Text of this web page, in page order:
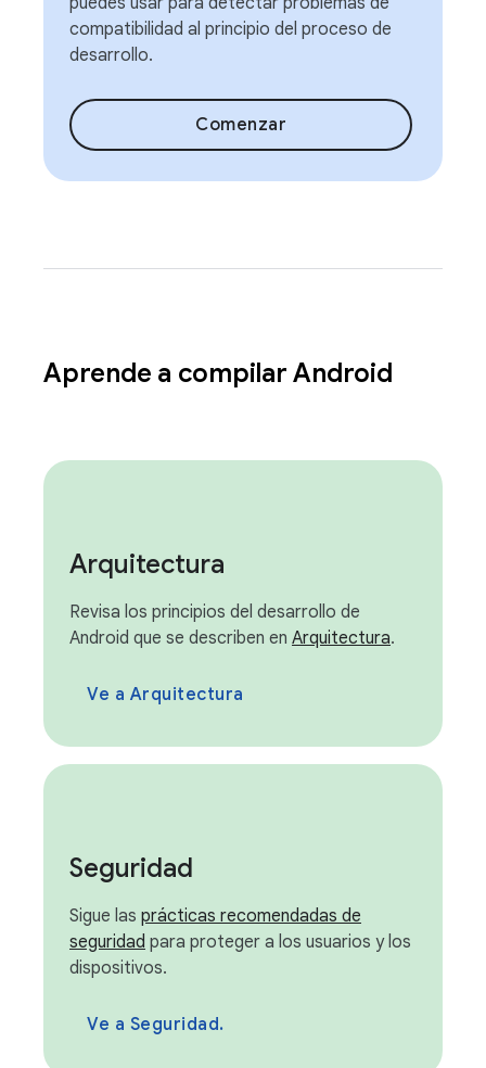
compatibilidad al principio del proceso de
desarrollo.
Comenzar
Aprende a compilar Android
Arquitectura
Revisa los principios del desarrollo de
Android que se describen en Arquitectura.
Ve a Arquitectura
Seguridad
Sigue las prácticas recomendadas de
seguridad para proteger a los usuarios y los
dispositivos.
Ve a Seguridad.